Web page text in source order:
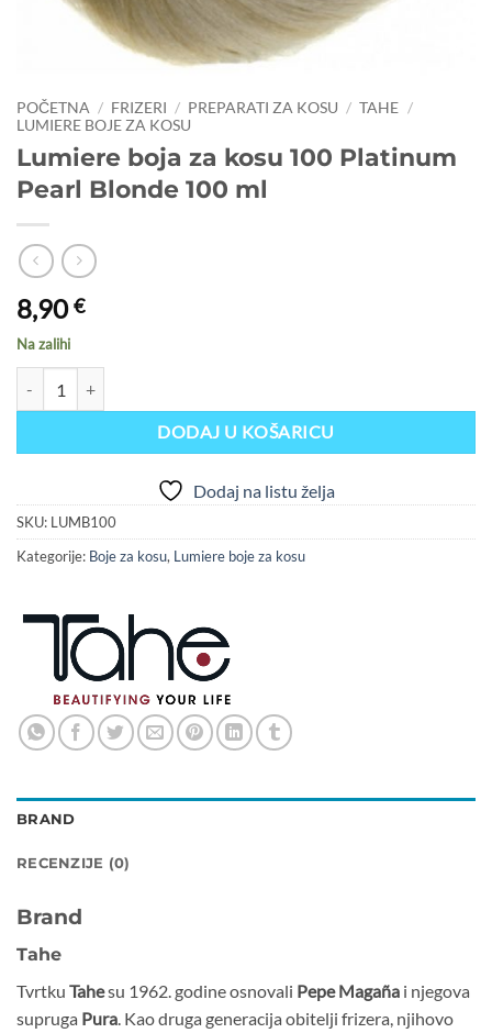
POČETNA / FRIZERI / PREPARATI ZA KOSU / TAHE /
LUMIERE BOJE ZA KOSU
Lumiere boja za kosu 100 Platinum
Pearl Blonde 100 ml
8,90€
Na zalihi
DODAJ U KOŠARICU
Dodaj na listu želja
SKU: LUMB100
Kategorije: Boje za kosu, Lumiere boje za kosu
BRAND
RECENZIJE (0)
Brand
Tahe
Tvrtku Tahesu 1962. godine osnovali Pepe Magaña i njegova
supruga Pura . Kao druga generacija obitelji frizera, njihovo